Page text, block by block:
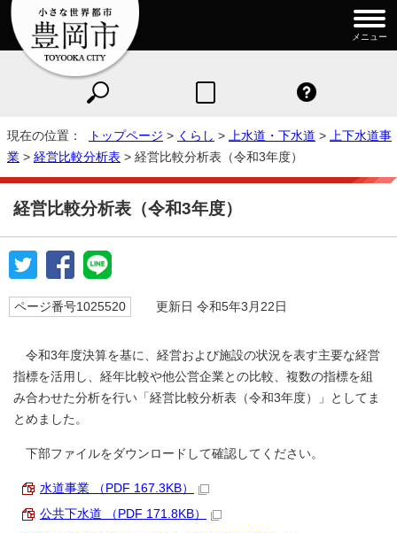
メニュー
現在の位置： トップページ > くらし > 上水道・下水道 > 上下水道事
業 > 経営比較分析表 > 経営比較分析表（令和3年度）
経営比較分析表（令和3年度）
ページ番号1025520 更新日 令和5年3月22日
令和3年度決算を基に、経営および施設の状況を表す主要な経営
指標を活用し、経年比較や他公営企業との比較、複数の指標を組
み合わせた分析を行い「経営比較分析表（令和3年度）」としてま
とめました。
下部ファイルをダウンロードして確認してください。
水道事業 （PDF 167.3KB）
公共下水道 （PDF 171.8KB）